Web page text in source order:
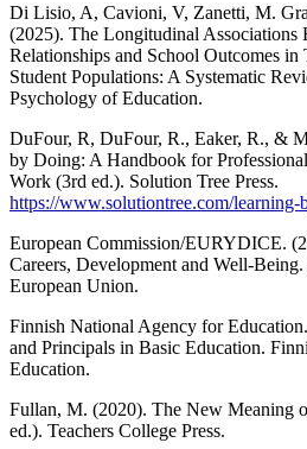
Di Lisio, A, Cavioni, V, Zanetti, M.
(2025). The Longitudinal Associations
Relationships and School Outcomes
Student Populations: A Systematic
Psychology of Education.
DuFour, R, DuFour, R., Eaker, R., &
by Doing: A Handbook for
Work (3rd ed.). Solution Tree Press.
https://www.solutiontree.com/learning-
European Commission/EURYDICE.
Careers, Development and Well-
European Union.
Finnish National Agency for
and Principals in Basic Education.
Education.
Fullan, M. (2020). The New Meaning
ed.). Teachers College Press.